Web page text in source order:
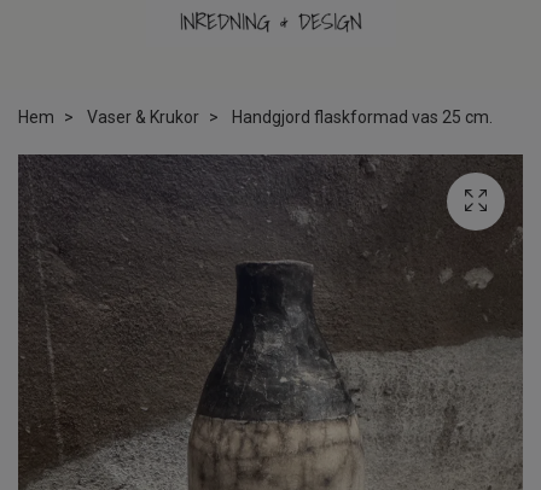
Hem Vaser & Krukor Handgjord flaskformad vas 25 cm.